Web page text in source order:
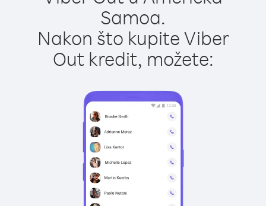
Samoa.
Nakon što kupite Viber
Out kredit, možete: